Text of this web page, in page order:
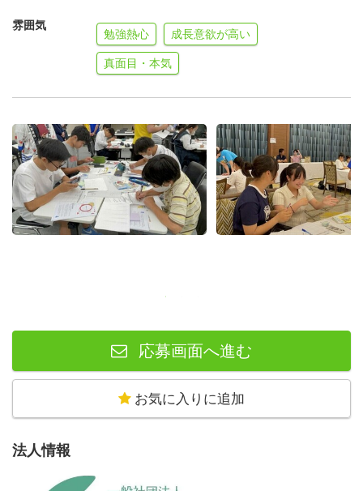
雰囲気
勉強熱心 成長意欲が高い
真面目・本気
応募画面へ進む
お気に入りに追加
法人情報